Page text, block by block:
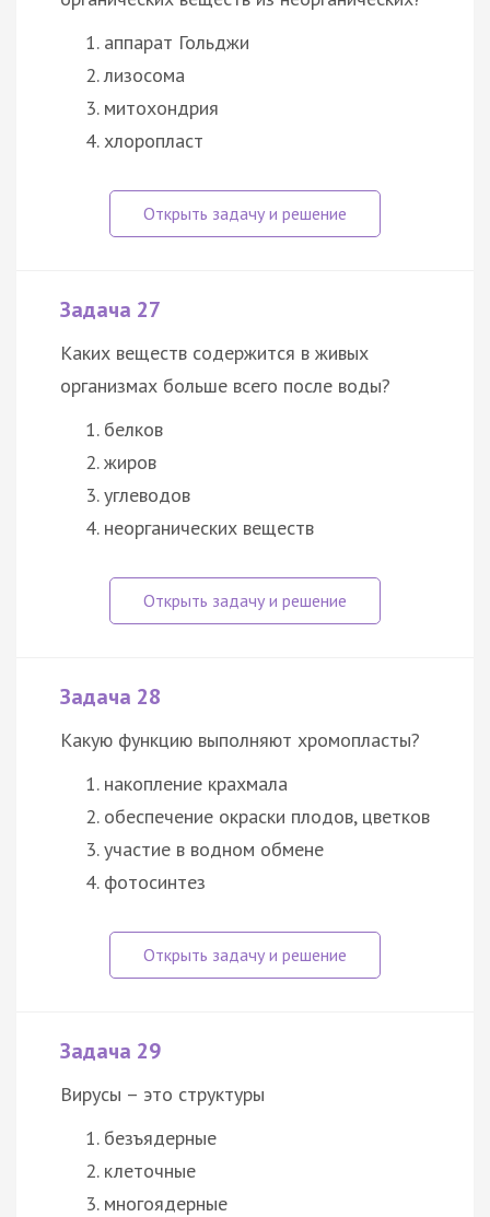
аппарат Гольджи
лизосома
митохондрия
хлоропласт
Задача 27
Каких веществ содержится в живых
организмах больше всего после воды?
белков
жиров
углеводов
неорганических веществ
Задача 28
Какую функцию выполняют хромопласты?
накопление крахмала
обеспечение окраски плодов, цветков
участие в водном обмене
фотосинтез
Задача 29
Вирусы – это структуры
безъядерные
клеточные
многоядерные